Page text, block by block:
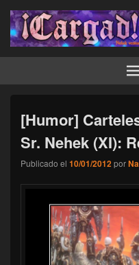
¡Cargad!
[Humor]
Sr. Nehek (XI):
Publicado el 10/01/2012por